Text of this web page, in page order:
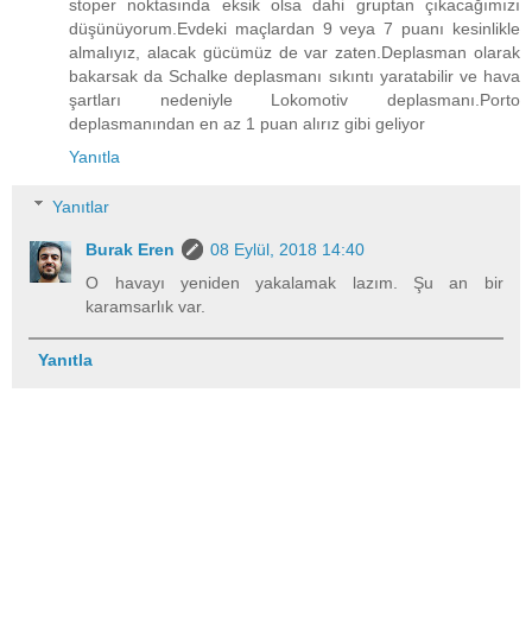
stoper noktasında eksik olsa dahi gruptan çıkacağımızı
düşünüyorum.Evdeki maçlardan 9 veya 7 puanı kesinlikle
almalıyız, alacak gücümüz de var zaten.Deplasman olarak
bakarsak da Schalke deplasmanı sıkıntı yaratabilir ve hava
şartları nedeniyle Lokomotiv deplasmanı.Porto
deplasmanından en az 1 puan alırız gibi geliyor
Yanıtla
Yanıtlar
Burak Eren
08 Eylül, 2018 14:40
O havayı yeniden yakalamak lazım. Şu an bir
karamsarlık var.
Yanıtla